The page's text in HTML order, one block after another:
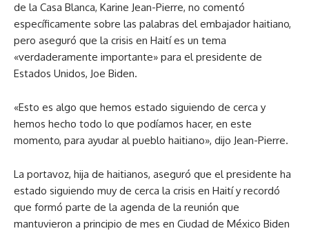
de la Casa Blanca, Karine Jean-Pierre, no comentó
específicamente sobre las palabras del embajador haitiano,
pero aseguró que la crisis en Haití es un tema
«verdaderamente importante» para el presidente de
Estados Unidos, Joe Biden.
«Esto es algo que hemos estado siguiendo de cerca y
hemos hecho todo lo que podíamos hacer, en este
momento, para ayudar al pueblo haitiano», dijo Jean-Pierre.
La portavoz, hija de haitianos, aseguró que el presidente ha
estado siguiendo muy de cerca la crisis en Haití y recordó
que formó parte de la agenda de la reunión que
mantuvieron a principio de mes en Ciudad de México Biden